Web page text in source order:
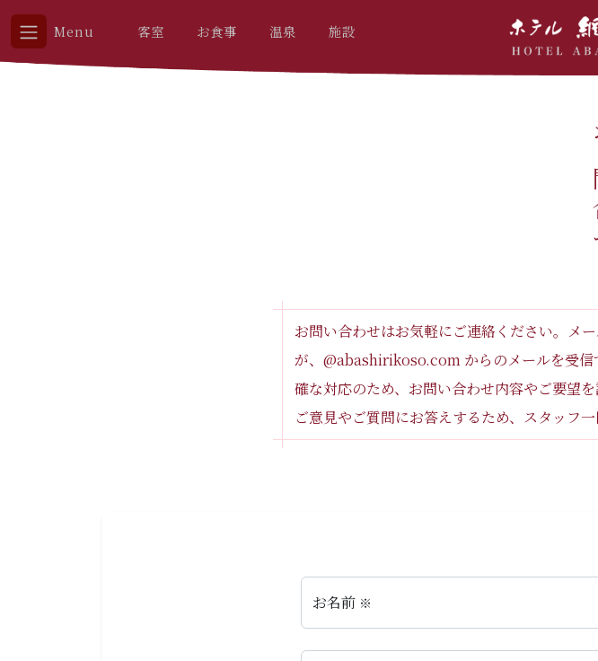
Menu 客室 お食事 温泉 施設
お問い合わせはお気軽にご連絡ください。メ
が、@abashirikoso.com からのメールを受
確な対応のため、お問い合わせ内容やご要望
ご意見やご質問にお答えするため、スタッフ
お名前 ※